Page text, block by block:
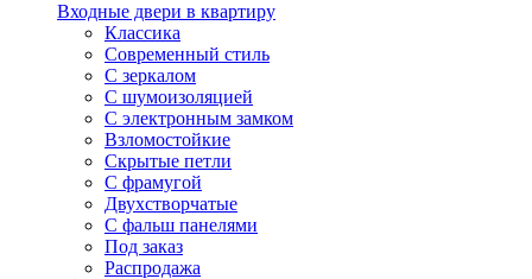
Входные двери в квартиру
Классика
Современный стиль
С зеркалом
С шумоизоляцией
С электронным замком
Взломостойкие
Скрытые петли
С фрамугой
Двухстворчатые
С фальш панелями
Под заказ
Распродажа